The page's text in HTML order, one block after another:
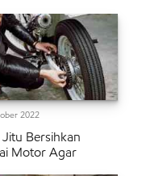
2022
Jitu Bersihkan
Motor Agar